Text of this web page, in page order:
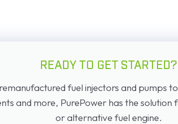
READY TO GET STARTED?
fuel injectors and pumps
and more, PurePower has the solution
or alternative fuel engine.